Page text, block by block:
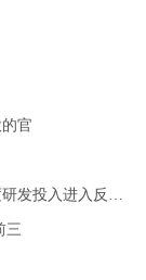
官
三六零大模型业务实现近2000万元收入 高强度研发投入进入反哺期
三